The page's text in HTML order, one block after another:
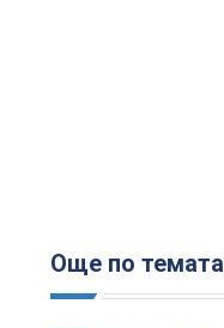
Още по темата